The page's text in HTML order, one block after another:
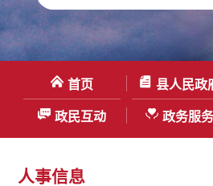
首页 县人民政
政民互动 政务服
人事信息